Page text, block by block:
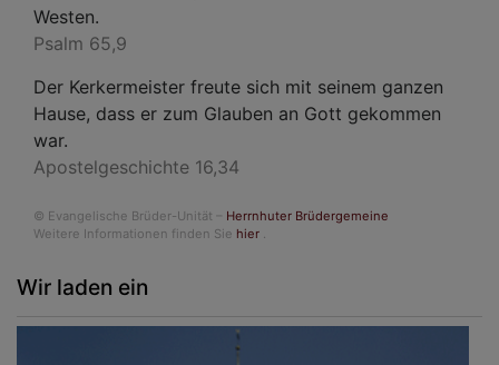
Westen.
Psalm 65,9
Der Kerkermeister freute sich mit seinem ganzen
Hause, dass er zum Glauben an Gott gekommen
war.
Apostelgeschichte 16,34
© Evangelische Brüder-Unität – Herrnhuter Brüdergemeine
Weitere Informationen finden Sie hier
Wir laden ein